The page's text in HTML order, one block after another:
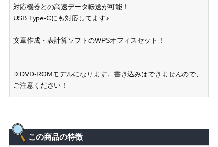
対応機器との高速データ転送が可能！
USB Type-Cにも対応してます♪
文章作成・表計算ソフトのWPSオフィスセット！
※DVD-ROMモデルになります。書き込みはできませんので、
ご注意ください！
この商品の特徴